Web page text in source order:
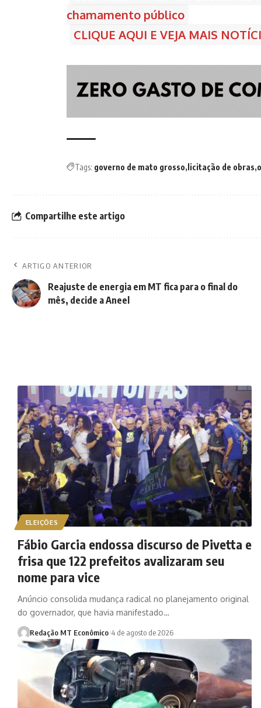
chamamento público
CLIQUE AQUI E VEJA MAIS
Tags: governo de mato grosso licitação de obras
Compartilhe este artigo
ARTIGO ANTERIOR
Reajuste de energia em MT fica para o final do
mês, decide a Aneel
ELEIÇÕES
Fábio Garcia endossa discurso de Pivetta e
frisa que 122 prefeitos avalizaram seu
nome para vice
Anúncio consolida mudança radical no planejamento original
do governador, que havia manifestado…
Redação MT Econômico 4 de agosto de 2026